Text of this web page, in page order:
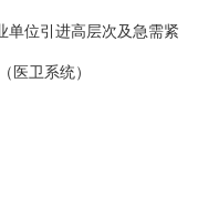
单位引进高层次及急需紧
医卫系统）